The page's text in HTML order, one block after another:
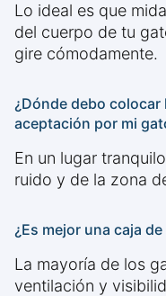
Lo ideal es que
del cuerpo de tu
gire cómodamente.
¿Dónde debo colocar
aceptación por mi
En un lugar
ruido y de la zona
¿Es mejor una caja
La mayoría de los
ventilación y